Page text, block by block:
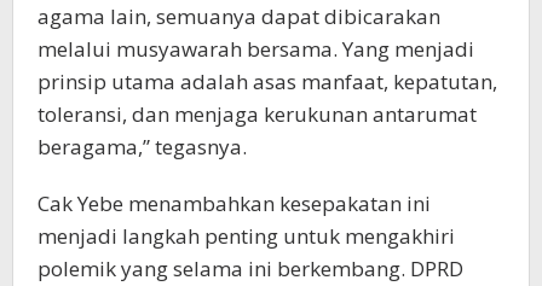
agama lain, semuanya dapat dibicarakan
melalui musyawarah bersama. Yang menjadi
prinsip utama adalah asas manfaat, kepatutan,
toleransi, dan menjaga kerukunan antarumat
beragama,” tegasnya.
Cak Yebe menambahkan kesepakatan ini
menjadi langkah penting untuk mengakhiri
polemik yang selama ini berkembang. DPRD